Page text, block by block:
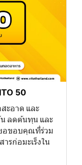
50
ะอาด และ
ลดต้นทุน และ
อขอบคุณที่ร่วม
รก่อมะเร็งใน